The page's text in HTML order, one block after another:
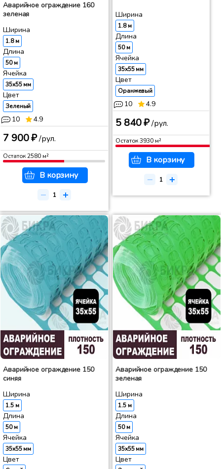
Аварийное ограждение 160
зеленая
Ширина
1.8 м
Длина
50 м
Ячейка
35x55 мм
Цвет
Зеленый
10 4.9
7 900 ₽/рул.
Остаток2580м²
В корзину
Ширина
1.8 м
Длина
50 м
Ячейка
35x55 мм
Цвет
Оранжевый
10 4.9
5 840 ₽/рул.
Остаток3930м²
В корзину
Аварийное ограждение 150
синяя
Ширина
1.5 м
Длина
50 м
Ячейка
35x55 мм
Цвет
Аварийное ограждение 150
зеленая
Ширина
1.5 м
Длина
50 м
Ячейка
35x55 мм
Цвет